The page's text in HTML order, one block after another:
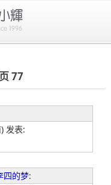
77
发表:
四的梦: